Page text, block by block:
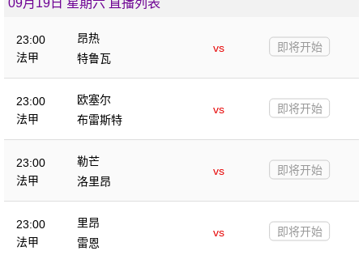
09月19日 星期六 直播列表
23:00
法甲
昂热
vs
特鲁瓦
即将开始
23:00
法甲
欧塞尔
vs
布雷斯特
即将开始
23:00
法甲
勒芒
vs
洛里昂
即将开始
23:00
法甲
里昂
vs
雷恩
即将开始